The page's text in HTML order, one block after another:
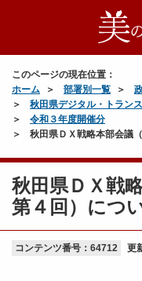
このページの現在位置：
ホーム
部署別一覧
秋田県デジタル・トラン
令和３年度開催分
秋田県ＤＸ戦略本部会議
秋田県ＤＸ戦
第４回）につ
コンテンツ番号：64712 更